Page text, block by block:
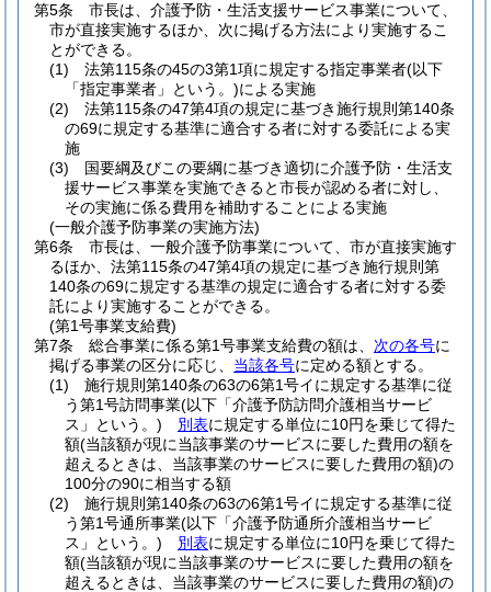
第5条
市長は、介護予防・生活支援サービス事業について、
市が直接実施するほか、次に掲げる方法により実施するこ
とができる。
(1)
法第115条の45の3第1項に規定する指定事業者(以下
「指定事業者」という。)による実施
(2)
法第115条の47第4項の規定に基づき施行規則第140条
の69に規定する基準に適合する者に対する委託による実
施
(3)
国要綱及びこの要綱に基づき適切に介護予防・生活支
援サービス事業を実施できると市長が認める者に対し、
その実施に係る費用を補助することによる実施
(一般介護予防事業の実施方法)
第6条
市長は、一般介護予防事業について、市が直接実施す
るほか、法第115条の47第4項の規定に基づき施行規則第
140条の69に規定する基準の規定に適合する者に対する委
託により実施することができる。
(第1号事業支給費)
第7条
総合事業に係る第1号事業支給費の額は、 次の各号に
掲げる事業の区分に応じ、 当該各号に定める額とする。
(1)
施行規則第140条の63の6第1号イに規定する基準に従
う第1号訪問事業(以下「介護予防訪問介護相当サービ
ス」という。)
別表に規定する単位に10円を乗じて得た
額(当該額が現に当該事業のサービスに要した費用の額を
超えるときは、当該事業のサービスに要した費用の額)の
100分の90に相当する額
(2)
施行規則第140条の63の6第1号イに規定する基準に従
う第1号通所事業(以下「介護予防通所介護相当サービ
ス」という。)
別表に規定する単位に10円を乗じて得た
額(当該額が現に当該事業のサービスに要した費用の額を
超えるときは、当該事業のサービスに要した費用の額)の